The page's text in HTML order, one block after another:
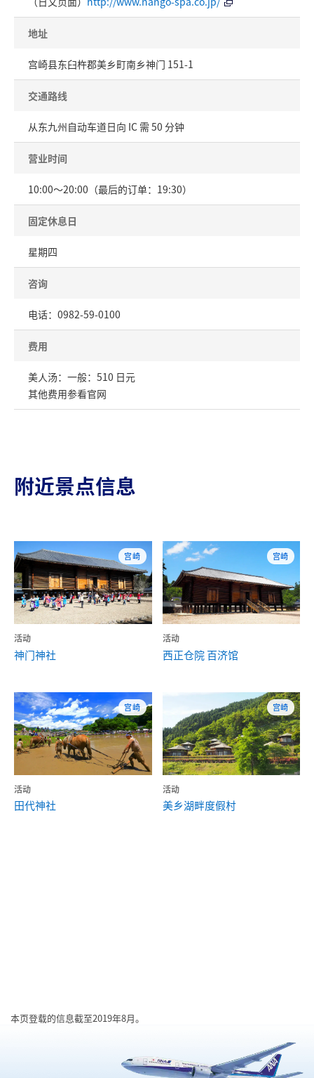
地址
宫崎县东臼杵郡美乡町南乡神门 151-1
交通路线
从东九州自动车道日向 IC 需 50 分钟
营业时间
10:00～20:00（最后的订单：19:30）
固定休息日
星期四
咨询
电话：0982-59-0100
费用
美人汤：一般：510 日元
其他费用参看官网
附近景点信息
宫崎
活动
神门神社
宫崎
活动
西正仓院 百济馆
宫崎
活动
田代神社
宫崎
活动
美乡湖畔度假村
本页登载的信息截至2019年8月。